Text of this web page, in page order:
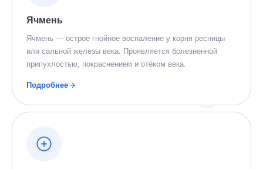
Ячмень
Ячмень — острое гнойное воспаление у корня ресницы
или сальной железы века. Проявляется болезненной
припухлостью, покраснением и отёком века.
Подробнее